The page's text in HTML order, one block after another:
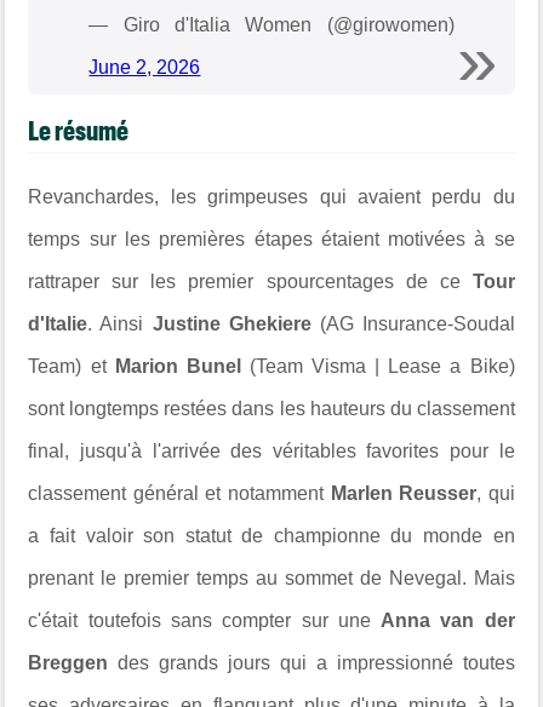
— Giro d'Italia Women (@girowomen)
June 2, 2026
Le résumé
Revanchardes, les grimpeuses qui avaient perdu du
temps sur les premières étapes étaient motivées à se
rattraper sur les premier spourcentages de ce Tour
d'Italie. Ainsi Justine Ghekiere (AG Insurance-Soudal
Team) et Marion Bunel (Team Visma | Lease a Bike)
sont longtemps restées dans les hauteurs du classement
final, jusqu'à l'arrivée des véritables favorites pour le
classement général et notamment Marlen Reusser, qui
a fait valoir son statut de championne du monde en
prenant le premier temps au sommet de Nevegal. Mais
c'était toutefois sans compter sur une Anna van der
Breggendes grands jours qui a impressionné toutes